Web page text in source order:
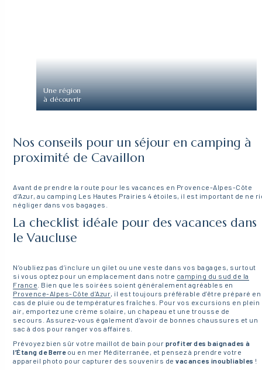
Une région
à découvrir
Nos conseils pour un séjour en camping à
proximité de Cavaillon
Avant de prendre la route pour les vacances en Provence-Alpes-Côte
d’Azur, au camping Les Hautes Prairies 4 étoiles, il est important de ne
négliger dans vos bagages.
La checklist idéale pour des vacances dans
le Vaucluse
N’oubliez pas d’inclure un gilet ou une veste dans vos bagages, surtout
si vous optez pour un emplacement dans notre camping du sud de la
France . Bien que les soirées soient généralement agréables en
Provence-Alpes-Côte d’Azur , il est toujours préférable d’être préparé en
cas de pluie ou de températures fraîches. Pour vos excursions en plein
air, emportez une crème solaire, un chapeau et une trousse de
secours. Assurez-vous également d’avoir de bonnes chaussures et un
sac à dos pour ranger vos affaires.
Prévoyez bien sûr votre maillot de bain pour profiter des baignades à
l’Étang de Berreou en mer Méditerranée, et pensez à prendre votre
appareil photo pour capturer des souvenirs devacances inoubliables !